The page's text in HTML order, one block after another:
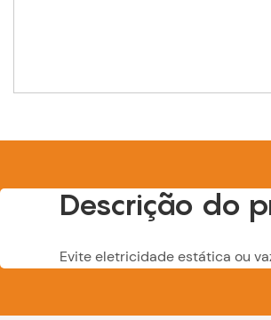
Descrição do
Evite eletricidade estática ou